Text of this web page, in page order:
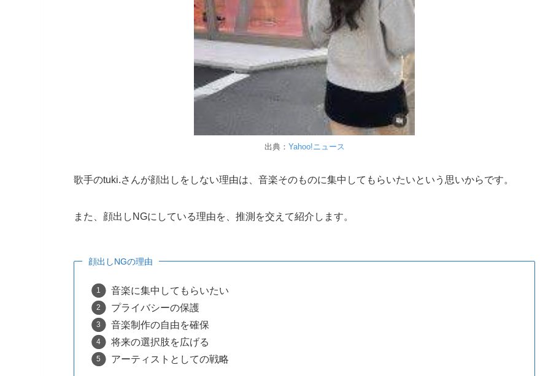
出典： Yahoo!ニュース
歌手のtuki.さんが顔出しをしない理由は、音楽そのものに集中してもらいたいという思いからです。
また、顔出しNGにしている理由を、推測を交えて紹介します。
顔出しNGの理由
音楽に集中してもらいたい
プライバシーの保護
音楽制作の自由を確保
将来の選択肢を広げる
アーティストとしての戦略